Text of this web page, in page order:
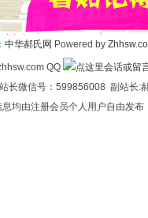
中华郝氏网 Powered by
QQ
站长微信号：599856008 副站长:
均由注册会员个人用户自由发